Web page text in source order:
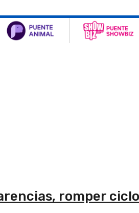
romper